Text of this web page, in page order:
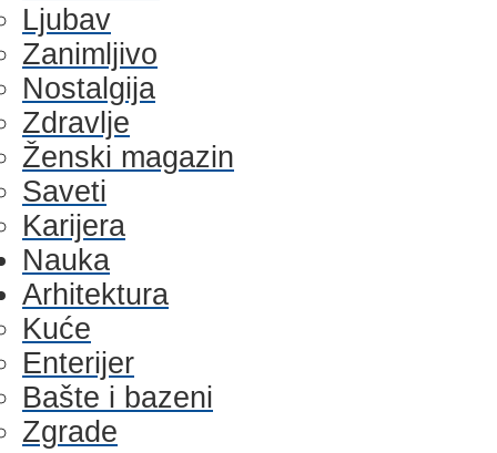
Ljubav
Zanimljivo
Nostalgija
Zdravlje
Ženski magazin
Saveti
Karijera
Nauka
Arhitektura
Kuće
Enterijer
Bašte i bazeni
Zgrade